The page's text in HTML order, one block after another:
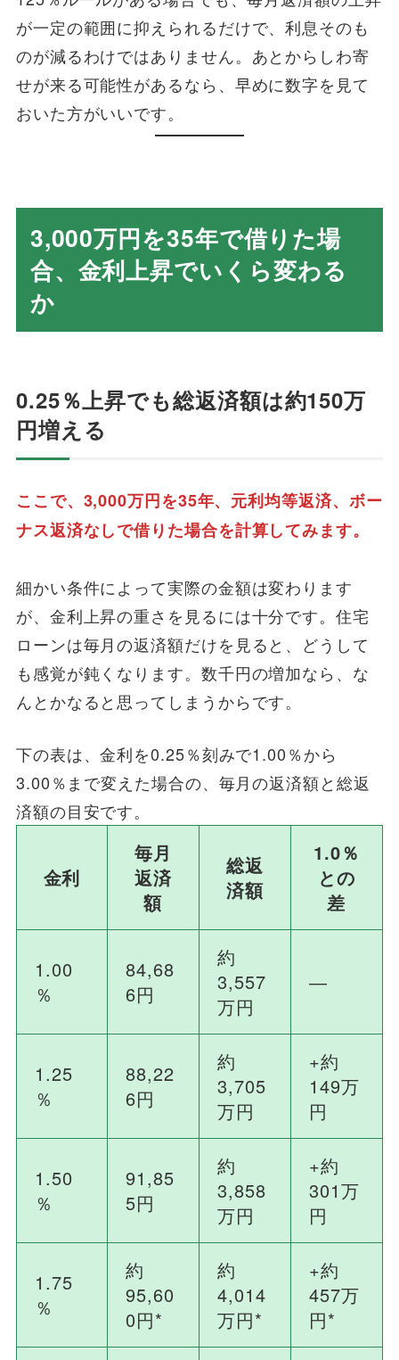
が一定の範囲に抑えられるだけで、利息そのも
のが減るわけではありません。あとからしわ寄
せが来る可能性があるなら、早めに数字を見て
おいた方がいいです。
3,000万円を35年で借りた場
合、金利上昇でいくら変わる
か
0.25％上昇でも総返済額は約150万
円増える
ここで、3,000万円を35年、元利均等返済、ボー
ナス返済なしで借りた場合を計算してみます。
細かい条件によって実際の金額は変わります
が、金利上昇の重さを見るには十分です。住宅
ローンは毎月の返済額だけを見ると、どうして
も感覚が鈍くなります。数千円の増加なら、な
んとかなると思ってしまうからです。
下の表は、金利を0.25％刻みで1.00％から
3.00％まで変えた場合の、毎月の返済額と総返
済額の目安です。
金利
毎月
返済
額
総返
済額
1.0％
との
差
1.00
％
84,68
6円
約
3,557
万円
―
1.25
％
88,22
6円
約
3,705
万円
+約
149万
円
1.50
％
91,85
5円
約
3,858
万円
+約
301万
円
1.75
％
約
95,60
0円*
約
4,014
万円*
+約
457万
円*